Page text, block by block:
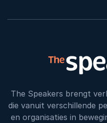
The Speakers brengt
die vanuit verschillende
en organisaties in